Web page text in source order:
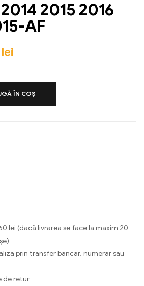
2015 2016
AF
lei
ÎN COȘ
lei (dacă livrarea se face la maxim 20
prin transfer bancar, numerar sau
de retur